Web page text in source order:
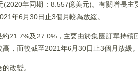
年同期：8.557億美元)。有關增長主
年6月30日止3個月較為放緩。
21.7%及27.0%，主要由於集團訂單持續
，而較截至2021年6月30日止3個月放緩。
改變。